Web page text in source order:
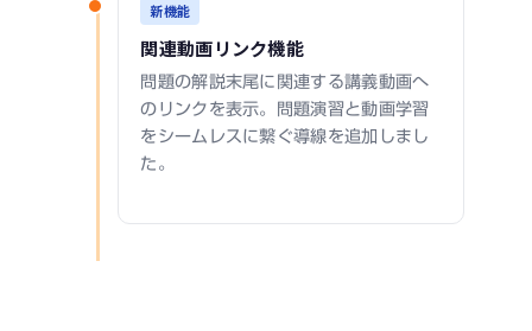
新機能
関連動画リンク機能
問題の解説末尾に関連する講義動画へ
のリンクを表示。問題演習と動画学習
をシームレスに繋ぐ導線を追加しまし
た。